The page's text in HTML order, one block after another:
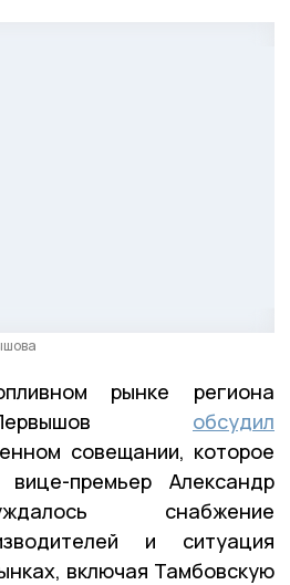
рынке региона
обсудил
совещании, которое
премьер Александр
снабжение
и ситуация
включая Тамбовскую